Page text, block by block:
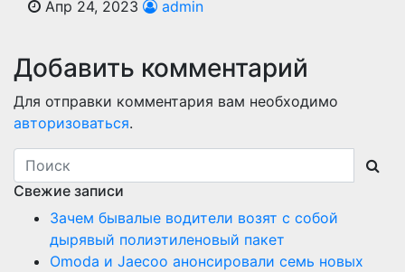
Апр 24, 2023 admin
Добавить комментарий
Для отправки комментария вам необходимо
авторизоваться.
Свежие записи
Зачем бывалые водители возят с собой
дырявый полиэтиленовый пакет
Оmoda и Jaecoo анонсировали семь новых